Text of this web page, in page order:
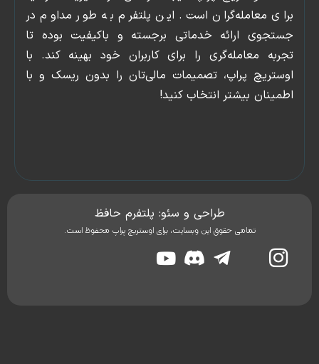
معامله‌گران است. این پلتفرم به طور مداوم در
ارائه خدماتی برجسته و باکیفیت بوده تا
معامله‌گری را برای کاربران خود بهینه کند. با
پراپ، تصمیمات مالی‌تان را بدون ریسک و با
بیشتر انتخاب کنید!
شروع
چالش
قوانین
تماس
وبلاگ
ورود
عضویت
طراحی و سئو: پلتفرم حافظ
تمامی حقوق این وبسایت، برای اوستریچ پراپ محفوظ است.